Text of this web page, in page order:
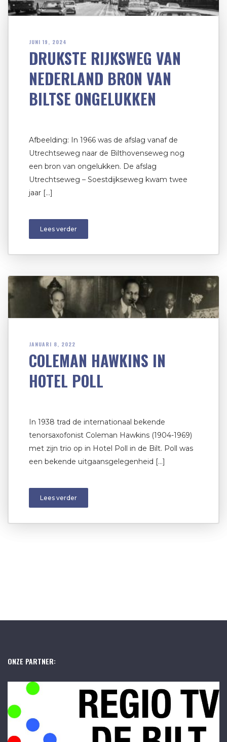
JUNI 19, 2024
DRUKSTE RIJKSWEG VAN
NEDERLAND BRON VAN
BILTSE ONGELUKKEN
Afbeelding: In 1966 was de afslag vanaf de
Utrechtseweg naar de Bilthovenseweg nog
een bron van ongelukken. De afslag
Utrechtseweg – Soestdijkseweg kwam twee
jaar […]
Lees verder
JANUARI 8, 2022
COLEMAN HAWKINS IN
HOTEL POLL
In 1938 trad de internationaal bekende
tenorsaxofonist Coleman Hawkins (1904-1969)
met zijn trio op in Hotel Poll in de Bilt. Poll was
een bekende uitgaansgelegenheid […]
Lees verder
ONZE PARTNER: